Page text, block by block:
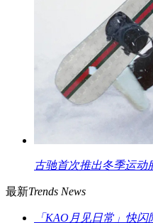
古驰首次推出冬季运
最新Trends News
「KAO月见日常」快